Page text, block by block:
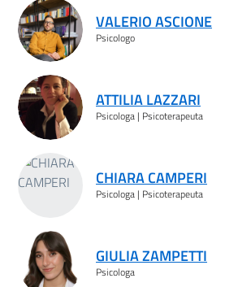
VALERIO ASCIONE
Psicologo
ATTILIA LAZZARI
Psicologa | Psicoterapeuta
CHIARA CAMPERI
Psicologa | Psicoterapeuta
GIULIA ZAMPETTI
Psicologa